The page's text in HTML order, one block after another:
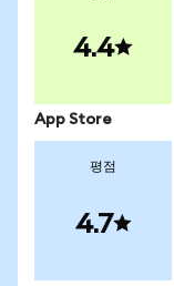
4.4
App Store
평점
4.7